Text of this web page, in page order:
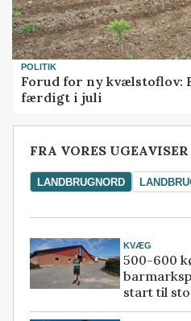
POLITIK
Forud for ny kvælstoflov:
færdigt i juli
FRA VORES UGEAVISER
LANDBRUGNORD
KVÆG
500-600
start til